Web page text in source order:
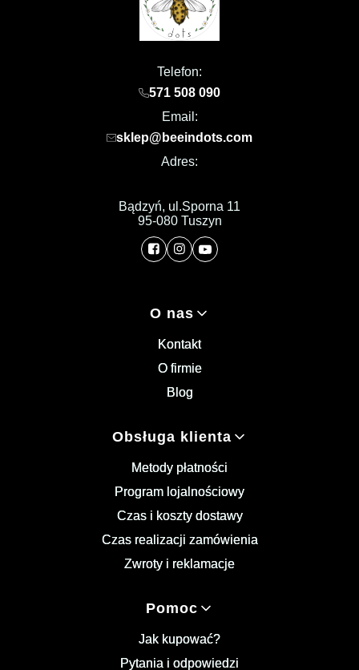
Telefon:
571 508 090
Email:
sklep@beeindots.com
Adres:
Bądzyń, ul.Sporna 11
95-080 Tuszyn
O nas
Kontakt
O firmie
Blog
Obsługa klienta
Metody płatności
Program lojalnościowy
Czas i koszty dostawy
Czas realizacji zamówienia
Zwroty i reklamacje
Pomoc
Jak kupować?
Pytania i odpowiedzi